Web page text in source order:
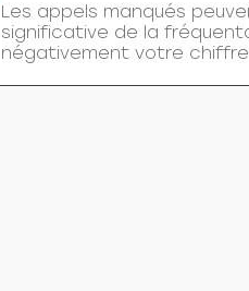
Les appels manqués
significative de la
négativement votre